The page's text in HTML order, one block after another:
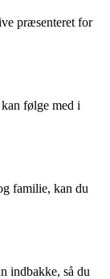
præsenteret for
følge med i
familie, kan du
indbakke, så du